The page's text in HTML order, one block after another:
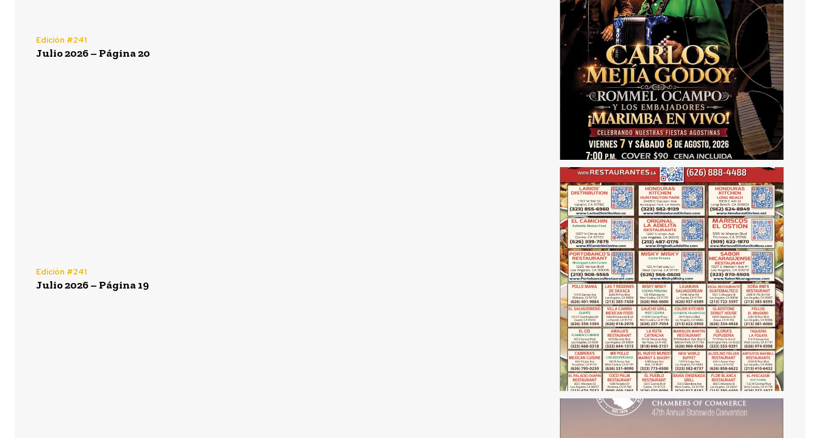
Edición #241
Julio 2026 – Página 20
Edición #241
Julio 2026 – Página 19